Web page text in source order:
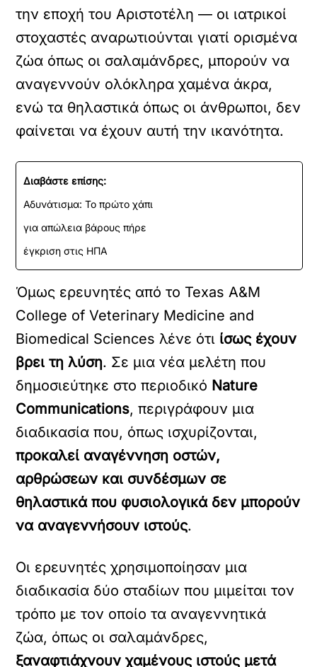
την εποχή του Αριστοτέλη — οι ιατρικοί
στοχαστές αναρωτιούνται γιατί ορισμένα
ζώα όπως οι σαλαμάνδρες, μπορούν να
αναγεννούν ολόκληρα χαμένα άκρα,
ενώ τα θηλαστικά όπως οι άνθρωποι, δεν
φαίνεται να έχουν αυτή την ικανότητα.
Διαβάστε επίσης:
Αδυνάτισμα: Το πρώτο χάπι
για απώλεια βάρους πήρε
έγκριση στις ΗΠΑ
Όμως ερευνητές από το Texas A&M
College of Veterinary Medicine and
Biomedical Sciences λένε ότι ίσως έχουν
βρει τη λύση. Σε μια νέα μελέτη που
δημοσιεύτηκε στο περιοδικό Nature
Communications, περιγράφουν μια
διαδικασία που, όπως ισχυρίζονται,
προκαλεί αναγέννηση οστών,
αρθρώσεων και συνδέσμων σε
θηλαστικά που φυσιολογικά δεν μπορούν
να αναγεννήσουν ιστούς.
Οι ερευνητές χρησιμοποίησαν μια
διαδικασία δύο σταδίων που μιμείται τον
τρόπο με τον οποίο τα αναγεννητικά
ζώα, όπως οι σαλαμάνδρες,
ξαναφτιάχνουν χαμένους ιστούς μετά